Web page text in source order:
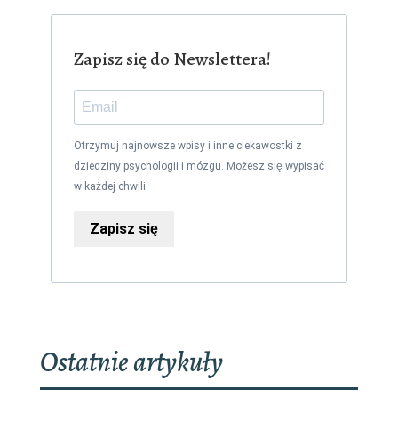
Zapisz się do Newslettera!
Otrzymuj najnowsze wpisy i inne ciekawostki z
dziedziny psychologii i mózgu. Możesz się wypisać
w każdej chwili.
Zapisz się
Ostatnie artykuły